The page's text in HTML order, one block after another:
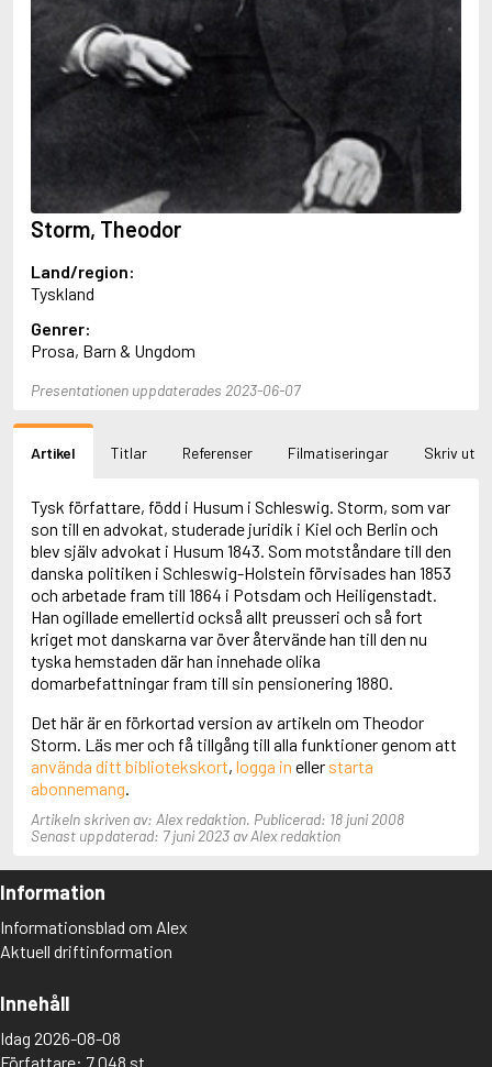
Abulhawa, Susan
Aburas, Lone
Achebe, Chinua
Achmatova, Anna
Aciman, André
Ackebo, Lena
Acker, Kathy
Adam de la Halle
Adamov, Arthur
Adams, Douglas
Adams, Jane
Adams, Richard
Adbåge, Emma
Adbåge, Lisen
Adichie, Chimamanda Ngozi
Adler-Olsen, Jussi
Adlerbeth, Gudmund Jöran
Adolfsson, Eva
Adolfsson, Evert
Adolfsson, Gunnar
Adolfsson, Josefine
Adolfsson, Maria
Adolphsen, Peter
Storm, Theodor
Land/region:
Tyskland
Genrer:
Prosa, Barn & Ungdom
Presentationen uppdaterades 2023-06-07
Artikel Titlar Referenser Filmatiseringar Skriv ut
Tysk författare, född i Husum i Schleswig. Storm, som var
son till en advokat, studerade juridik i Kiel och Berlin och
blev själv advokat i Husum 1843. Som motståndare till den
danska politiken i Schleswig-Holstein förvisades han 1853
och arbetade fram till 1864 i Potsdam och Heiligenstadt.
Han ogillade emellertid också allt preusseri och så fort
kriget mot danskarna var över återvände han till den nu
tyska hemstaden där han innehade olika
domarbefattningar fram till sin pensionering 1880.
Det här är en förkortad version av artikeln om Theodor
Storm. Läs mer och få tillgång till alla funktioner genom att
använda ditt bibliotekskort, logga in eller starta
abonnemang
Artikeln skriven av: Alex redaktion. Publicerad: 18 juni 2008
Senast uppdaterad: 7 juni 2023 av Alex redaktion
Information
Informationsblad om Alex
Aktuell driftinformation
Innehåll
Idag 2026-08-08
Författare: 7 048 st